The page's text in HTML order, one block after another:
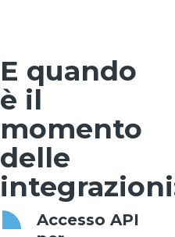
E quando
è il
momento
delle
Accesso API